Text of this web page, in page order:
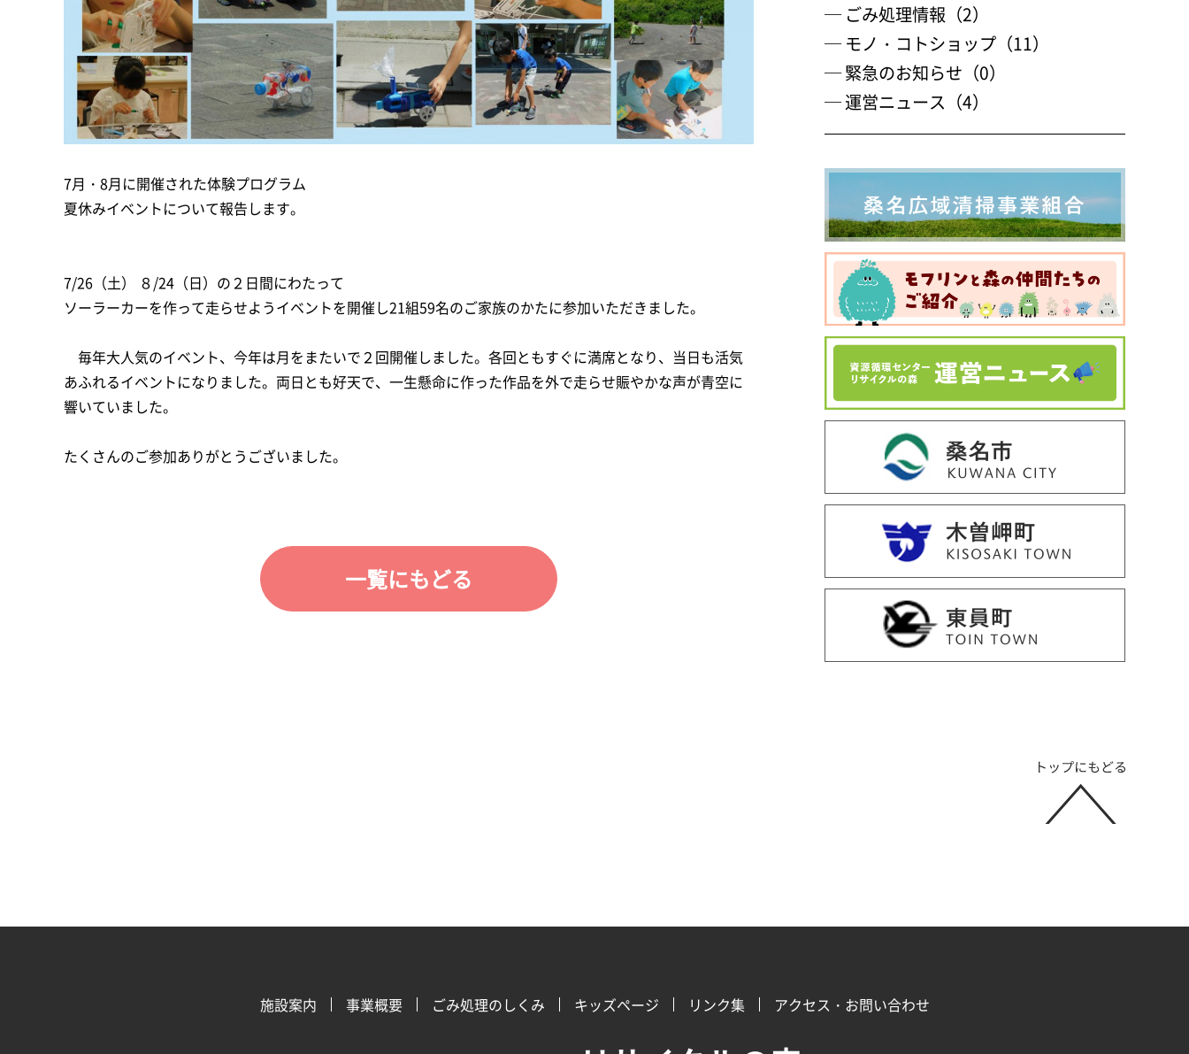
7月・8月に開催された体験プログラム
夏休みイベントについて報告します。
7/26（土） ８/24（日）の２日間にわたって
ソーラーカーを作って走らせようイベントを開催し21組59名のご家族のかたに参加いただきました。
毎年大人気のイベント、今年は月をまたいで２回開催しました。各回ともすぐに満席となり、当日も活気
あふれるイベントになりました。両日とも好天で、一生懸命に作った作品を外で走らせ賑やかな声が青空に
響いていました。
たくさんのご参加ありがとうございました。
一覧にもどる
─ ごみ処理情報（2）
─ モノ・コトショップ（11）
─ 緊急のお知らせ（0）
─ 運営ニュース（4）
施設案内 事業概要 ごみ処理のしくみ キッズページ リンク集 アクセス・お問い合わせ